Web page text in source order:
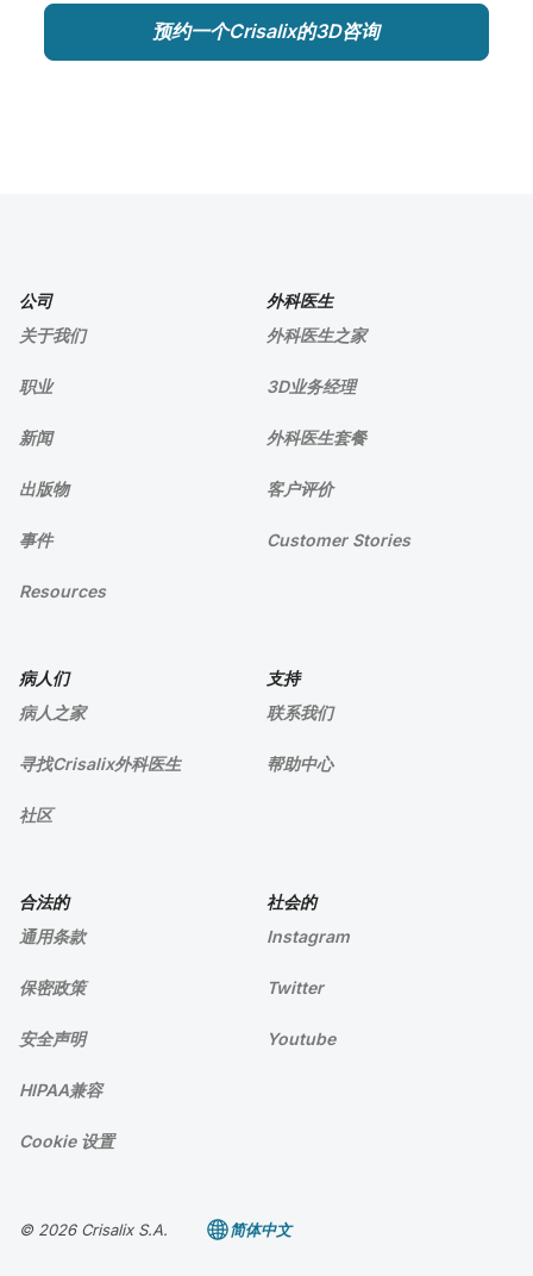
预约一个Crisalix的3D咨询
公司
关于我们
职业
新闻
出版物
事件
Resources
外科医生
外科医生之家
3D业务经理
外科医生套餐
客户评价
Customer Stories
病人们
病人之家
寻找Crisalix外科医生
社区
支持
联系我们
帮助中心
合法的
通用条款
保密政策
安全声明
HIPAA兼容
Cookie 设置
社会的
Instagram
Twitter
Youtube
© 2026 Crisalix S.A. 简体中文